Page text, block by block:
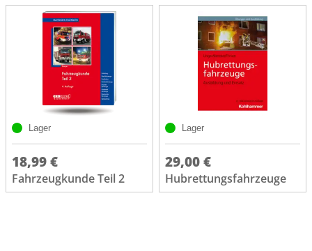
Lager
18,99 €
Fahrzeugkunde Teil 2
Lager
29,00 €
Hubrettungsfahrzeuge